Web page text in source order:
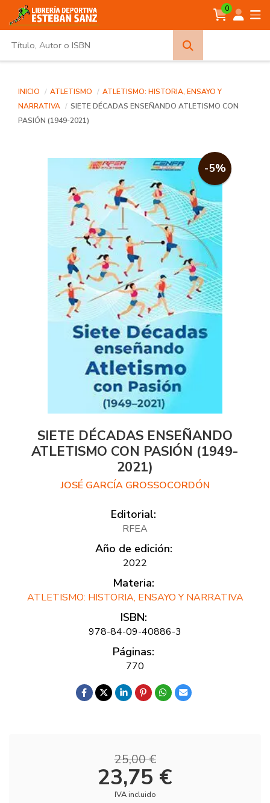
0
INICIO ATLETISMO
ATLETISMO: HISTORIA, ENSAYO Y
NARRATIVA
SIETE DÉCADAS ENSEÑANDO ATLETISMO CON
PASIÓN (1949-2021)
-5%
SIETE DÉCADAS ENSEÑANDO
ATLETISMO CON PASIÓN (1949-
2021)
JOSÉ GARCÍA GROSSOCORDÓN
Editorial:
RFEA
Año de edición:
2022
Materia:
ATLETISMO: HISTORIA, ENSAYO Y NARRATIVA
ISBN:
978-84-09-40886-3
Páginas:
770
25,00 €
23,75 €
IVA incluido